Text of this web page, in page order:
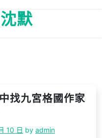
默
找九宮格國作家
10 日 by admin